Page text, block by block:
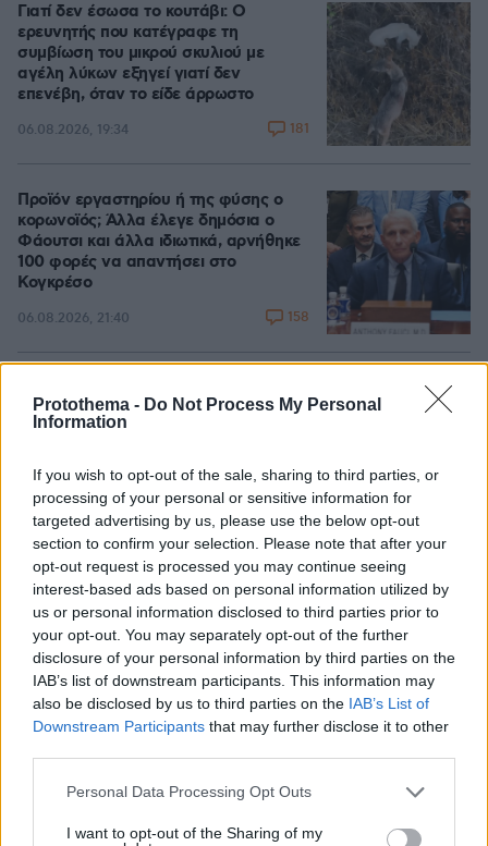
Protothema - Do Not Process My Personal
Information
If you wish to opt-out of the sale, sharing to third parties, or
processing of your personal or sensitive information for
targeted advertising by us, please use the below opt-out
section to confirm your selection. Please note that after your
opt-out request is processed you may continue seeing
interest-based ads based on personal information utilized by
us or personal information disclosed to third parties prior to
your opt-out. You may separately opt-out of the further
disclosure of your personal information by third parties on the
IAB’s list of downstream participants. This information may
also be disclosed by us to third parties on the IAB’s List of
Downstream Participants that may further disclose it to other
Please note that this website/app uses one or more Google
not limited to your visit or usage behaviour. You may click to
Personal Data Processing Opt Outs
I want to opt-out of the Sharing of my
Γιατί δεν έσωσα το κουτάβι: Ο
ερευνητής που κατέγραφε τη
συμβίωση του μικρού σκυλιού με
αγέλη λύκων εξηγεί γιατί δεν
επενέβη, όταν το είδε άρρωστο
06.08.2026, 19:34 181
Προϊόν εργαστηρίου ή της φύσης ο
κορωνοϊός; Άλλα έλεγε δημόσια ο
Φάουτσι και άλλα ιδιωτικά, αρνήθηκε
100 φορές να απαντήσει στο
Κογκρέσο
06.08.2026, 21:40 158
οδύνης έγινε η αποτέφρωση του
συντονιστή που σκοτώθηκε μετά τη
φωτογραφίες
06.08.2026, 20:03 128
Πέθανε το άσπρο κουτάβι που
συμβίωνε με αγέλη λύκων στην
Κεντρική Μακεδονία: Καλό ταξίδι
μικρέ, δείτε βίντεο
06.08.2026, 16:39 162
Γιώργος Παράσχος: Χαμογελαστός,
δίνει τη μάχη του με τον καρκίνο,
μπήκε στο νοσοκομείο για νέα
θεραπεία